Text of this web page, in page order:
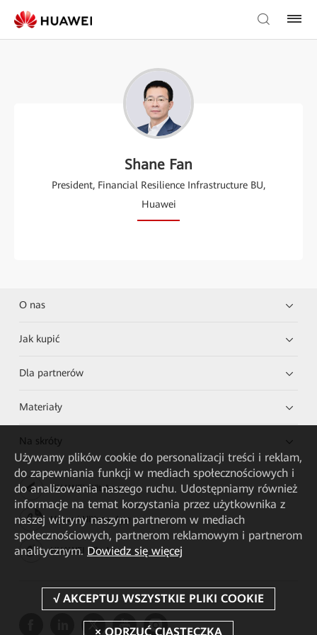
Shane Fan
President, Financial Resilience Infrastructure BU,
Huawei
O nas
Jak kupić
Dla partnerów
Materiały
Na skróty
HUAWEI eKit App
Huawei HiKnow App
HUAWEI eFly App
Używamy plików cookie do personalizacji treści i reklam,
do zapewniania funkcji w mediach społecznościowych i
do analizowania naszego ruchu. Udostępniamy również
informacje na temat korzystania przez użytkownika z
naszej witryny naszym partnerom w mediach
społecznościowych, partnerom reklamowym i partnerom
analitycznym. Dowiedz się więcej